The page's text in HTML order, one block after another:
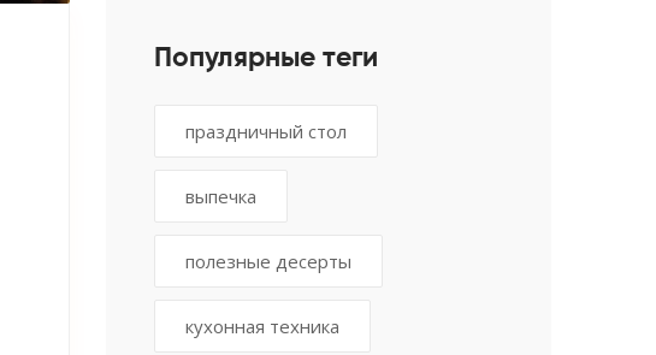
Популярные теги
праздничный стол
выпечка
полезные десерты
кухонная техника